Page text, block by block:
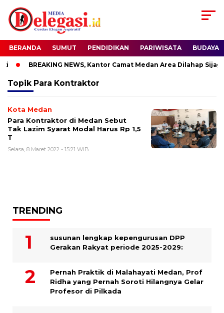
BERANDA SUMUT PENDIDIKAN PARIWISATA BUDAYA
BREAKING NEWS, Kantor Camat Medan Area Dilahap Sijago
Topik Para Kontraktor
Kota Medan
Para Kontraktor di Medan Sebut
Tak Lazim Syarat Modal Harus Rp 1,5
T
Selasa, 8 Maret 2022 - 15:21 WIB
TRENDING
susunan lengkap kepengurusan DPP
Gerakan Rakyat periode 2025-2029:
Pernah Praktik di Malahayati Medan, Prof
Ridha yang Pernah Soroti Hilangnya Gelar
Profesor di Pilkada